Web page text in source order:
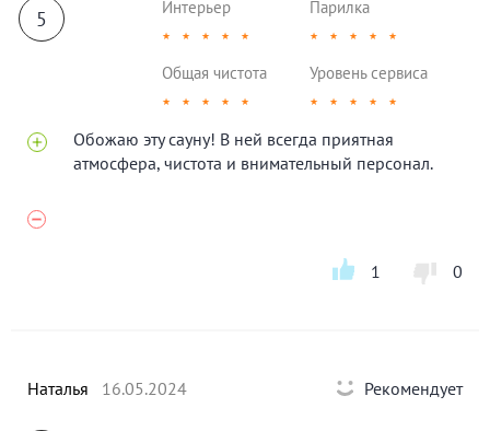
5 Интерьер
★ ★ ★ ★ ★
Парилка
★ ★ ★ ★ ★
Общая чистота
★ ★ ★ ★ ★
Уровень сервиса
★ ★ ★ ★ ★
Обожаю эту сауну! В ней всегда приятная
атмосфера, чистота и внимательный персонал.
1 0
Наталья 16.05.2024 Рекомендует